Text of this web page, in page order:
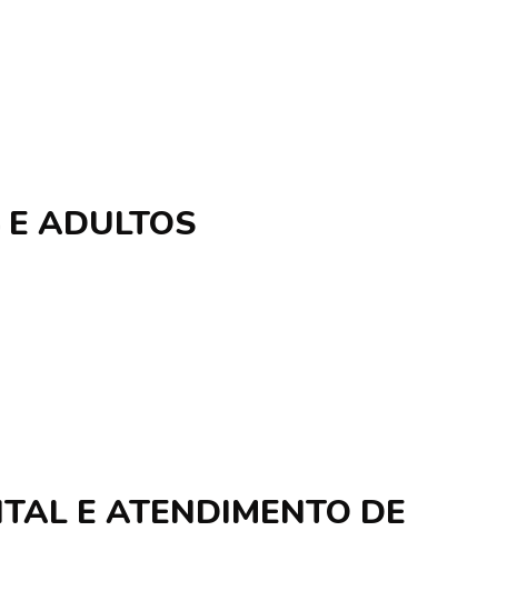
ADULTOS
E ATENDIMENTO DE